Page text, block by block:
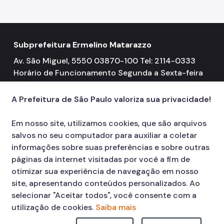
Zeladoria Urbana
Cata-Bagulho
Notícias
Subprefeitura Ermelino Matarazzo
Av. São Miguel, 5550 03870-100 Tel: 2114-0333
Horário de Funcionamento Segunda a Sexta-feira
08h00 às 17h00
A Prefeitura de São Paulo valoriza sua privacidade!
Em nosso site, utilizamos cookies, que são arquivos
salvos no seu computador para auxiliar a coletar
informações sobre suas preferências e sobre outras
páginas da internet visitadas por você a fim de
otimizar sua experiência de navegação em nosso
site, apresentando conteúdos personalizados. Ao
selecionar "Aceitar todos", você consente com a
utilização de cookies. Saiba mais